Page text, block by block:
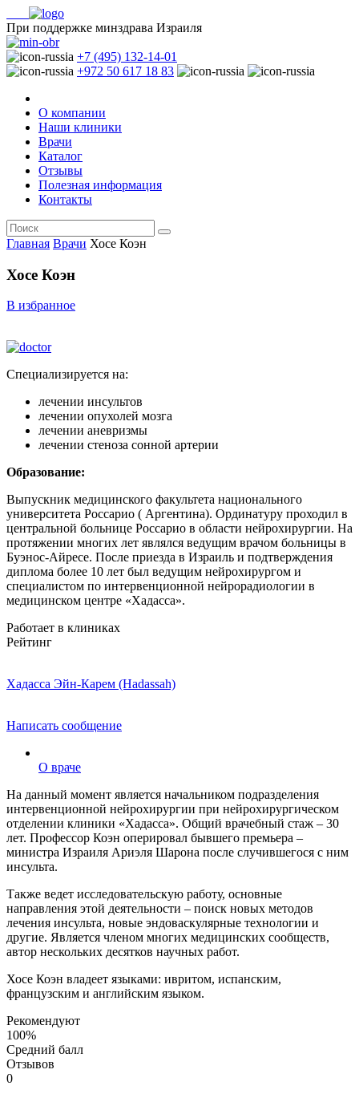
При поддержке минздрава Израиля
+7 (495) 132-14-01
+972 50 617 18 83
О компании
Наши клиники
Врачи
Каталог
Отзывы
Полезная информация
Контакты
Главная Врачи Хосе Коэн
Хосе Коэн
В избранное
Специализируется на:
лечении инсультов
лечении опухолей мозга
лечении аневризмы
лечении стеноза сонной артерии
Образование:
Выпускник медицинского факультета национального
университета Россарио ( Аргентина). Ординатуру проходил в
центральной больнице Россарио в области нейрохирургии. На
протяжении многих лет являлся ведущим врачом больницы в
Буэнос-Айресе. После приезда в Израиль и подтверждения
диплома более 10 лет был ведущим нейрохирургом и
специалистом по интервенционной нейрорадиологии в
медицинском центре «Хадасса».
Работает в клиниках
Рейтинг
Хадасса Эйн-Карем (Hadassah)
Написать сообщение
О враче
На данный момент является начальником подразделения
интервенционной нейрохирургии при нейрохирургическом
отделении клиники «Хадасса». Общий врачебный стаж – 30
лет. Профессор Коэн оперировал бывшего премьера –
министра Израиля Ариэля Шарона после случившегося с ним
инсульта.
Также ведет исследовательскую работу, основные
направления этой деятельности – поиск новых методов
лечения инсульта, новые эндоваскулярные технологии и
другие. Является членом многих медицинских сообществ,
автор нескольких десятков научных работ.
Хосе Коэн владеет языками: ивритом, испанским,
французским и английским языком.
Рекомендуют
100%
Средний балл
Отзывов
0